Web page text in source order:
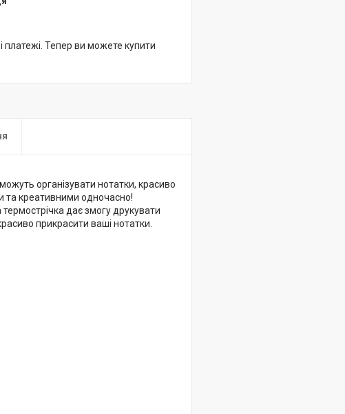
платежі. Тепер ви можете купити
організувати нотатки, красиво
та креативними одночасно!
дає змогу друкувати
прикрасити ваші нотатки.